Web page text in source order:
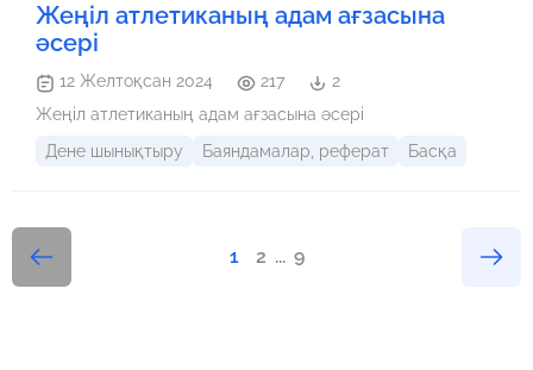
Жеңіл атлетиканың адам ағзасына
әсері
12 Желтоқсан 2024 217
2
Жеңіл атлетиканың адам ағзасына әсері
Дене шынықтыру
Баяндамалар, реферат Басқа
1 2 ... 9